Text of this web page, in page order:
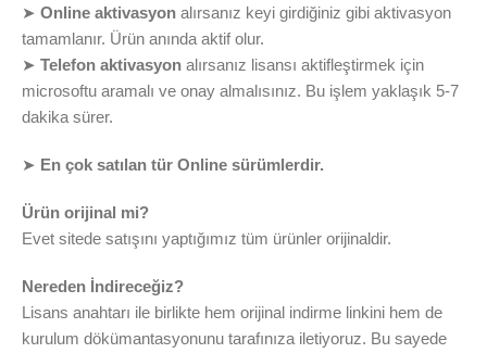
➤ Online aktivasyon alırsanız keyi girdiğiniz gibi aktivasyon
tamamlanır. Ürün anında aktif olur.
➤ Telefon aktivasyon alırsanız lisansı aktifleştirmek için
microsoftu aramalı ve onay almalısınız. Bu işlem yaklaşık 5-7
dakika sürer.
➤ En çok satılan tür Online sürümlerdir.
Ürün orijinal mi?
Evet sitede satışını yaptığımız tüm ürünler orijinaldir.
Nereden İndireceğiz?
Lisans anahtarı ile birlikte hem orijinal indirme linkini hem de
kurulum dökümantasyonunu tarafınıza iletiyoruz. Bu sayede